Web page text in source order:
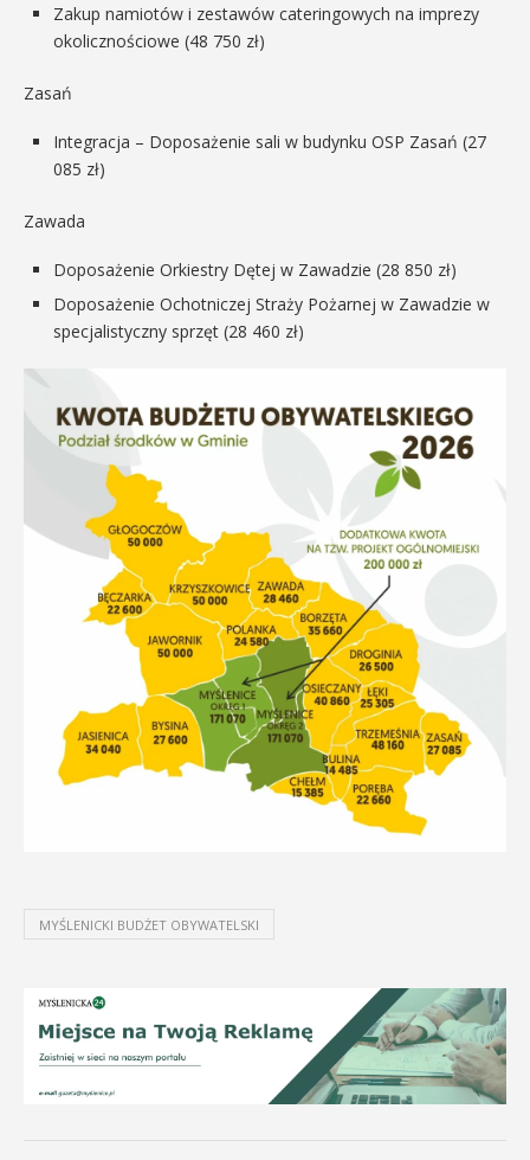
Zakup namiotów i zestawów cateringowych na imprezy
okolicznościowe (48 750 zł)
Zasań
Integracja – Doposażenie sali w budynku OSP Zasań (27
085 zł)
Zawada
Doposażenie Orkiestry Dętej w Zawadzie (28 850 zł)
Doposażenie Ochotniczej Straży Pożarnej w Zawadzie w
specjalistyczny sprzęt (28 460 zł)
MYŚLENICKI BUDŻET OBYWATELSKI